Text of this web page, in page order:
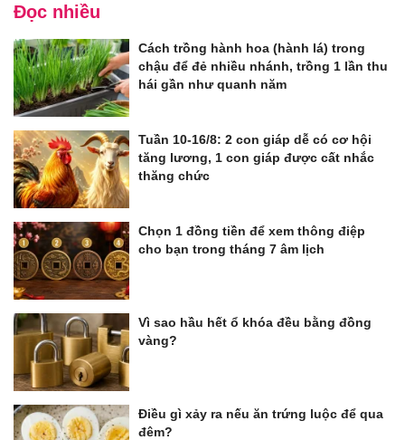
Đọc nhiều
Cách trồng hành hoa (hành lá) trong
chậu để đẻ nhiều nhánh, trồng 1 lần thu
hái gần như quanh năm
Tuần 10-16/8: 2 con giáp dễ có cơ hội
tăng lương, 1 con giáp được cất nhắc
thăng chức
Chọn 1 đồng tiền để xem thông điệp
cho bạn trong tháng 7 âm lịch
Vì sao hầu hết ổ khóa đều bằng đồng
vàng?
Điều gì xảy ra nếu ăn trứng luộc để qua
đêm?